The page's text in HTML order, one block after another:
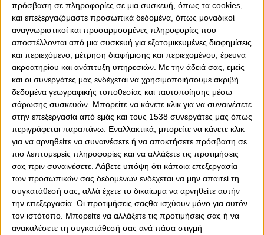
πρόσβαση σε πληροφορίες σε μια συσκευή, όπως τα cookies,
και επεξεργαζόμαστε προσωπικά δεδομένα, όπως μοναδικοί
αναγνωριστικοί και προσαρμοσμένες πληροφορίες που
αποστέλλονται από μια συσκευή για εξατομικευμένες διαφημίσεις
και περιεχόμενο, μέτρηση διαφήμισης και περιεχομένου, έρευνα
ακροατηρίου και ανάπτυξη υπηρεσιών. Με την άδειά σας, εμείς
και οι συνεργάτες μας ενδέχεται να χρησιμοποιήσουμε ακριβή
δεδομένα γεωγραφικής τοποθεσίας και ταυτοποίησης μέσω
σάρωσης συσκευών. Μπορείτε να κάνετε κλικ για να συναινέσετε
στην επεξεργασία από εμάς και τους 1538 συνεργάτες μας όπως
περιγράφεται παραπάνω. Εναλλακτικά, μπορείτε να κάνετε κλικ
για να αρνηθείτε να συναινέσετε ή να αποκτήσετε πρόσβαση σε
πιο λεπτομερείς πληροφορίες και να αλλάξετε τις προτιμήσεις
σας πριν συναινέσετε. Λάβετε υπόψη ότι κάποια επεξεργασία
των προσωπικών σας δεδομένων ενδέχεται να μην απαιτεί τη
συγκατάθεσή σας, αλλά έχετε το δικαίωμα να αρνηθείτε αυτήν
την επεξεργασία. Οι προτιμήσεις σαςθα ισχύουν μόνο για αυτόν
τον ιστότοπο. Μπορείτε να αλλάξετε τις προτιμήσεις σας ή να
ανακαλέσετε τη συγκατάθεσή σας ανά πάσα στιγμή
Στις Βρυξέλλες για τον αποψινό αγώνα βρίσκεται και
ένας παλιός μας γνώριμος, ο Μίκαλ Ζεβλάκοφ. Ο
Πολωνός τίμησε την ερυθρόλευκη φανέλα είναι η
αλήθεια, στα χρόνια που αγωνίστηκε στον Πειραιά.
Τον Ζεβλάκοφ αναγνώρισαν οπαδοί του Ολυμπιακού, του
ζήτησαν να φωτογραφηθεί μαζί τους και φυσικά δεν
αρνήθηκε. Πάντα χαμογελαστός για τους Έλληνες και
τους οπαδούς του Ολυμπιακού ο Ζεβλάκοφ!